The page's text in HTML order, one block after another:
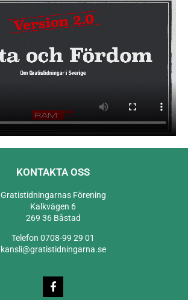
KONTAKTA OSS
Gratistidningarnas Förening
Kalkvägen 6
269 36 Båstad
Telefon 0708-99 29 01
kansli@gratistidningarna.se